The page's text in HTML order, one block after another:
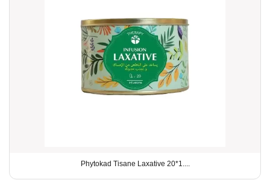
Phytokad Tisane Laxative 20*1....